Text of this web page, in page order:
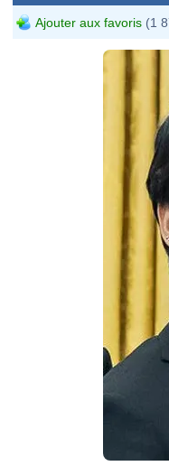
Ajouter aux favoris (1